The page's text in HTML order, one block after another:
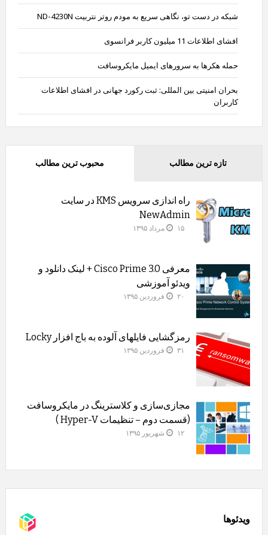
شبکه در دست تو، نگاهی سریع به مودم روتر نتربیت ND-4230N
افشای اطلاعات 11 میلیون کاربر فرانسوی
حمله هکرها به سرورهای ایمیل مایکروسافت
بحران امنیتی بین المللی: ثبت رکورد جهانی در افشای اطلاعات
کاربران
محبوب ترین مطالب تازه ترین مطالب
راه اندازی سرویس KMS در سایت
NewAdmin
۱۵ مرداد ۱۳۹۵
معرفی Cisco Prime 3.0 + لینک دانلود و
ویدئو آموزشی
۲۰ فروردین ۱۳۹۵
رمزگشایی فایلهای آلوده به باج افزار Locky
۳۱ فروردین ۱۳۹۵
مجازی‌سازی و کلاسترینگ‌ در مایکروسافت
(قسمت دوم – تنظیمات Hyper-V )
۱۲ شهریور ۱۳۹۵
ویدئوها